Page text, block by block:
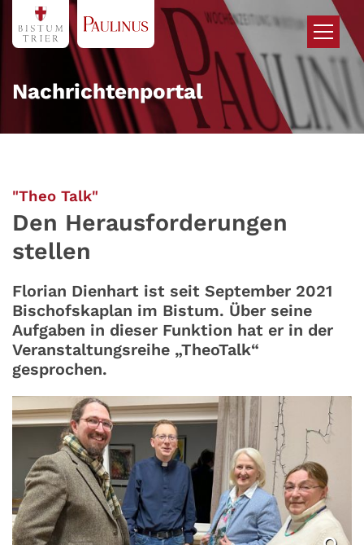
Zum Inhalt springen
Nachrichtenportal
"Theo Talk"
Den Herausforderungen
stellen
Florian Dienhart ist seit September 2021
Bischofskaplan im Bistum. Über seine
Aufgaben in dieser Funktion hat er in der
Veranstaltungsreihe „TheoTalk“
gesprochen.